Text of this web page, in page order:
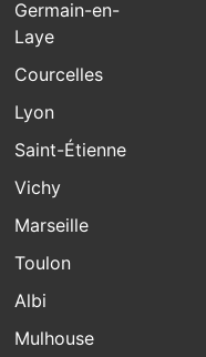
Germain-en-
Laye
Courcelles
Lyon
Saint-Étienne
Vichy
Marseille
Toulon
Albi
Mulhouse